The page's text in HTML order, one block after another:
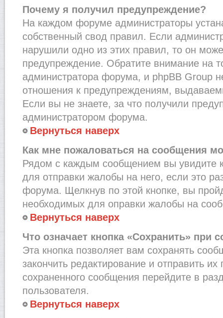
Почему я получил предупреждение?
На каждом форуме администраторы
собственный свод правил. Если
нарушили одно из этих правил, то он
предупреждение. Обратите внимание на
администратора форума, и phpBB Group
отношения к предупреждениям,
Если вы не знаете, за что получили
администратором форума.
Вернуться наверх
Как мне пожаловаться на сообщения
Рядом с каждым сообщением вы увидите
для отправки жалобы на него, если это
форума. Щелкнув по этой кнопке, вы
необходимых для оправки жалобы на
Вернуться наверх
Что означает кнопка «Сохранить» при
Эта кнопка позволяет вам сохранять
закончить редактирование и отправить их
сохраненного сообщения перейдите в
пользователя.
Вернуться наверх